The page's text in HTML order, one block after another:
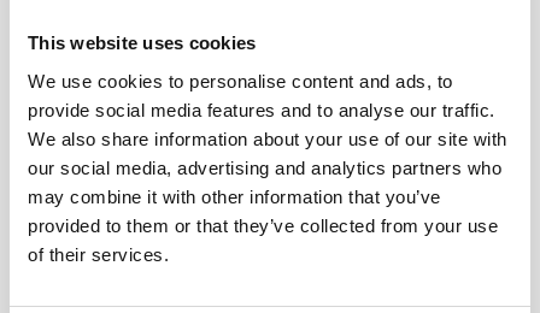
This website uses cookies
We use cookies to personalise content and ads, to
provide social media features and to analyse our traffic.
We also share information about your use of our site with
our social media, advertising and analytics partners who
may combine it with other information that you’ve
provided to them or that they’ve collected from your use
of their services.
Ei osumia haulla...